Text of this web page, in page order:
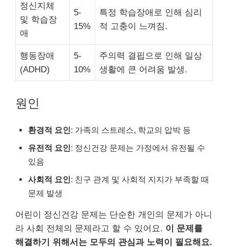
정신지체
및 학습장
애
5-
15%
특정 학습장애로 인해 심리
적 고충이 느껴짐.
행동장애
(ADHD)
5-
10%
주의력 결핍으로 인해 일상
생활에 큰 어려움 발생.
원인
환경적 요인: 가족의 스트레스, 학교의 압박 등
유전적 요인: 정신건강 문제는 가정에서 유전될 수
있음
사회적 요인: 친구 관계 및 사회적 지지가 부족할 때
문제 발생
어린이 정신건강 문제는 단순한 개인의 문제가 아니
라 사회 전체의 문제라고 할 수 있어요. 이 문제를
해결하기 위해서는 모두의 관심과 노력이 필요해요.